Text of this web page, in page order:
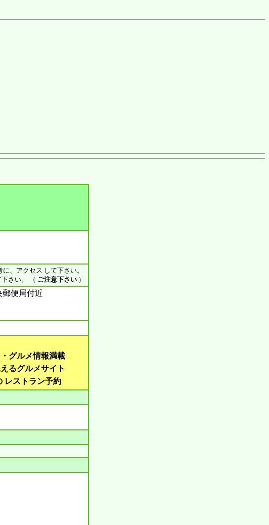
、アクセス して下さい。
さい。 （ ご注意下さい ）
郵便局付近
グルメ情報満載
るグルメサイト
レストラン予約